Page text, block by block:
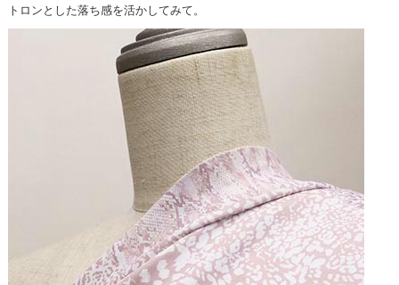
トロンとした落ち感を活かしてみて。